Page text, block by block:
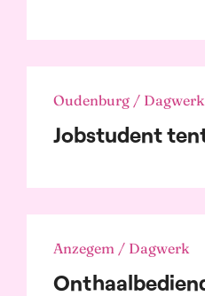
Oudenburg / Dagwerk
Jobstudent
Anzegem / Dagwerk